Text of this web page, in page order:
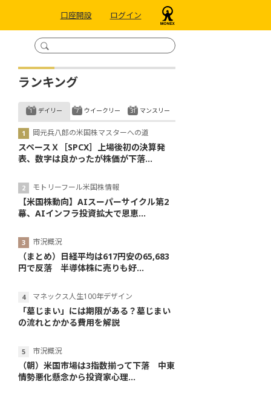
口座開設 ログイン
ランキング
デイリー
岡元兵八郎の米国株マスターへの道
スペースＸ［SPCX］上場後初の決算発
表、数字は良かったが株価が下落...
モトリーフール米国株情報
【米国株動向】AIスーパーサイクル第2
幕、AIインフラ投資拡大で恩恵...
市況概況
（まとめ）日経平均は617円安の65,683
円で反落 半導体株に売りも好...
マネックス人生100年デザイン
「墓じまい」には期限がある？墓じまい
の流れとかかる費用を解説
市況概況
（朝）米国市場は3指数揃って下落 中東
情勢悪化懸念から投資家心理...
ウイークリー マンスリー